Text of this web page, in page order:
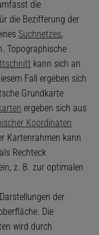
die
die Bezifferung der
Suchnetzes,
Topographische
kann sich an
Fall ergeben sich
Grundkarte
ergeben sich aus
Koordinaten
Kartenrahmen kann
Rechteck
z. B. zur optimalen
der
Die
wird durch